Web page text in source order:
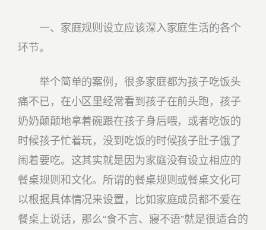
一、家庭规则设立应该深入家庭生活的各个
环节。
举个简单的案例，很多家庭都为孩子吃饭头
痛不已，在小区里经常看到孩子在前头跑，孩子
奶奶颠颠地拿着碗跟在孩子身后喂，或者吃饭的
时候孩子忙着玩，没到吃饭的时候孩子肚子饿了
闹着要吃。这其实就是因为家庭没有设立相应的
餐桌规则和文化。所谓的餐桌规则或餐桌文化可
以根据具体情况来设置，比如家庭成员都不爱在
餐桌上说话，那么“食不言、寢不语”就是很适合的